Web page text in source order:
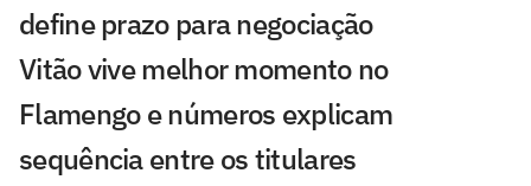
define prazo para negociação
Vitão vive melhor momento no
Flamengo e números explicam
sequência entre os titulares